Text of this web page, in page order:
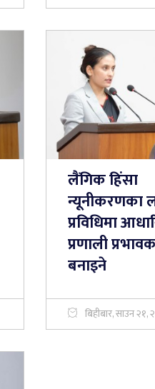
लैंगिक हिंसा
न्यूनीकरणका
प्रविधिमा
प्रणाली
बनाइने
बिहीबार, साउन २१,